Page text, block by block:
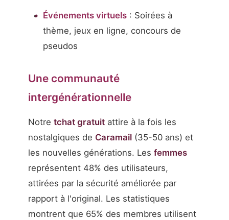
Événements virtuels: Soirées à
thème, jeux en ligne, concours de
pseudos
Une communauté
intergénérationnelle
Notre tchat gratuit attire à la fois les
nostalgiques de Caramail (35-50 ans) et
les nouvelles générations. Les femmes
représentent 48% des utilisateurs,
attirées par la sécurité améliorée par
rapport à l'original. Les statistiques
montrent que 65% des membres utilisent